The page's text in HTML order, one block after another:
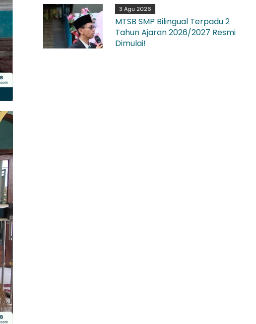
3 Agu 2026
MTSB SMP Bilingual Terpadu 2
Tahun Ajaran 2026/2027 Resmi
Dimulai!